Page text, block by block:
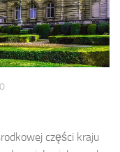
części kraju